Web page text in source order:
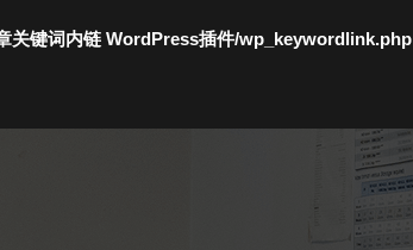
键词内链 WordPress插件/wp_keywordlink.php